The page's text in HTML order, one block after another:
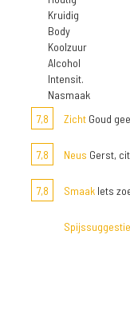
Kruidig
Body
Koolzuur
Alcohol
Intensit.
Nasmaak
7,8
Zicht Goud
7,8 Neus Gerst,
7,8 Smaak Iets
Spijssuggestie